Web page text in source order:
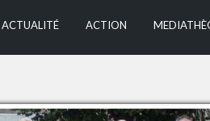
ACTUALITÉ ACTION